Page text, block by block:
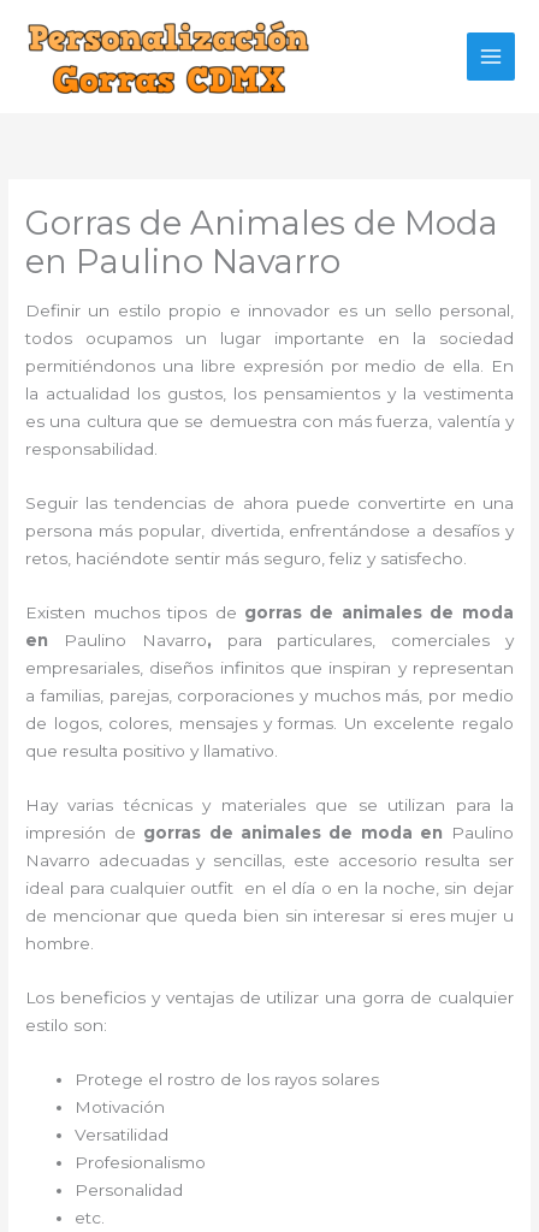
contenido
Gorras de Animales de Moda
en Paulino Navarro
Definir un estilo propio e innovador es un sello personal,
todos ocupamos un lugar importante en la sociedad
permitiéndonos una libre expresión por medio de ella. En
la actualidad los gustos, los pensamientos y la vestimenta
es una cultura que se demuestra con más fuerza, valentía y
responsabilidad.
Seguir las tendencias de ahora puede convertirte en una
persona más popular, divertida, enfrentándose a desafíos y
retos, haciéndote sentir más seguro, feliz y satisfecho.
Existen muchos tipos de gorras de animales de moda
en
Paulino Navarro, para particulares, comerciales y
empresariales, diseños infinitos que inspiran y representan
a familias, parejas, corporaciones y muchos más, por medio
de logos, colores, mensajes y formas. Un excelente regalo
que resulta positivo y llamativo.
Hay varias técnicas y materiales que se utilizan para la
impresión de gorras de animales de moda en
Paulino
Navarro adecuadas y sencillas, este accesorio resulta ser
ideal para cualquier outfit en el día o en la noche, sin dejar
de mencionar que queda bien sin interesar si eres mujer u
hombre.
Los beneficios y ventajas de utilizar una gorra de cualquier
estilo son:
Protege el rostro de los rayos solares
Motivación
Versatilidad
Profesionalismo
Personalidad
etc.